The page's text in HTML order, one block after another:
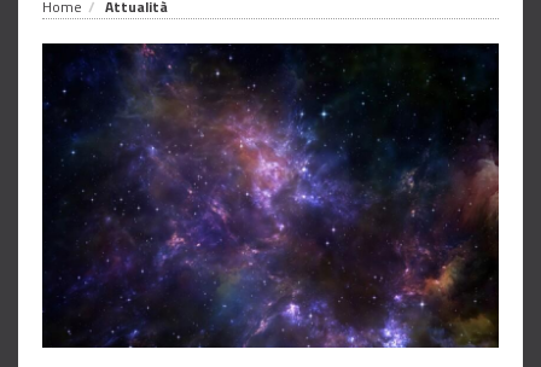
Home Attualità